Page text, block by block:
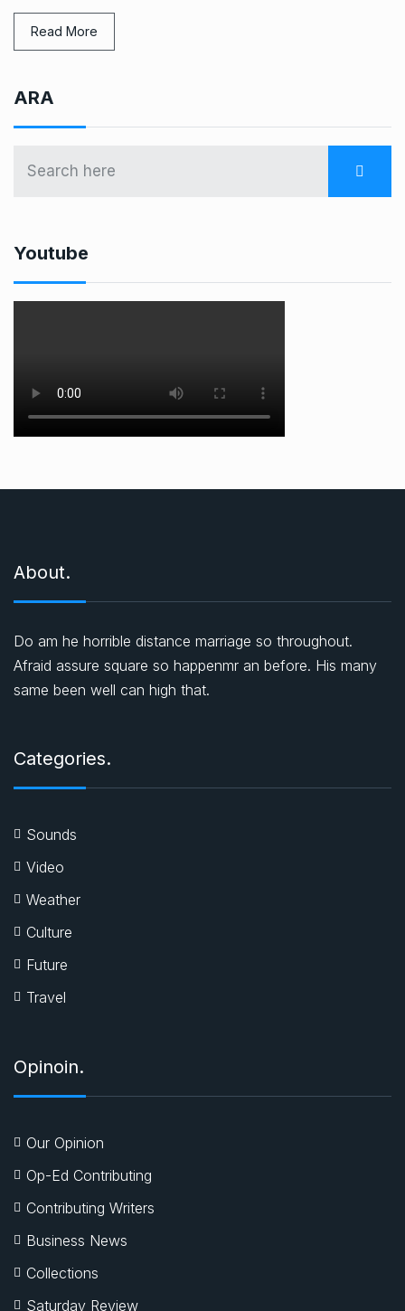
Read More
ARA
Youtube
About.
Do am he horrible distance marriage so throughout.
Afraid assure square so happenmr an before. His many
same been well can high that.
Categories.
Sounds
Video
Weather
Culture
Future
Travel
Opinoin.
Our Opinion
Op-Ed Contributing
Contributing Writers
Business News
Collections
Saturday Review